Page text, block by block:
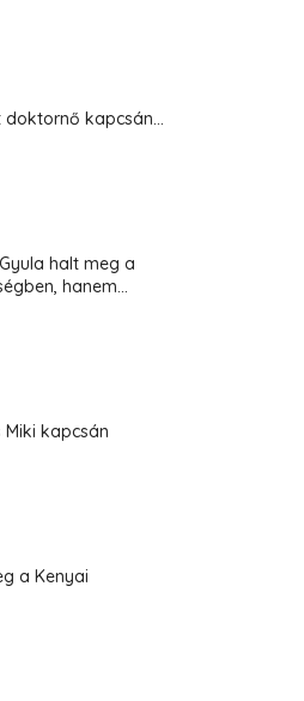
kapcsán...
halt meg a
hanem...
kapcsán
a Kenyai